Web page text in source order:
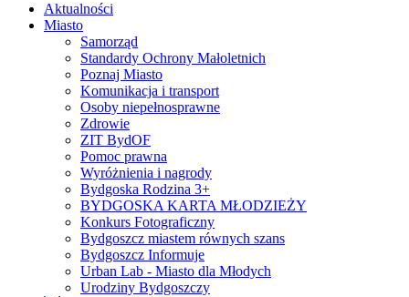
Aktualności
Miasto
Samorząd
Standardy Ochrony Małoletnich
Poznaj Miasto
Komunikacja i transport
Osoby niepełnosprawne
Zdrowie
ZIT BydOF
Pomoc prawna
Wyróżnienia i nagrody
Bydgoska Rodzina 3+
BYDGOSKA KARTA MŁODZIEŻY
Konkurs Fotograficzny
Bydgoszcz miastem równych szans
Bydgoszcz Informuje
Urban Lab - Miasto dla Młodych
Urodziny Bydgoszczy